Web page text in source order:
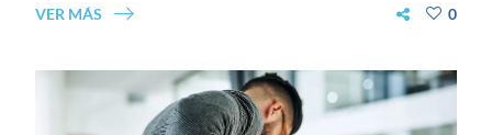
VER MÁS 0